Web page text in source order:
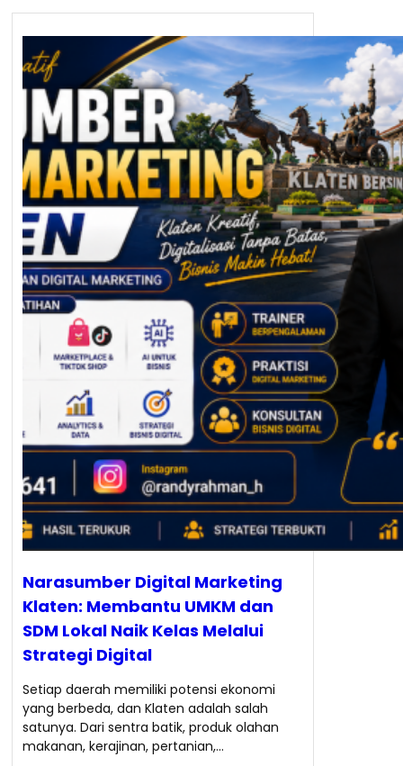
Narasumber Digital Marketing
Klaten: Membantu UMKM dan
SDM Lokal Naik Kelas Melalui
Strategi Digital
Setiap daerah memiliki potensi ekonomi
yang berbeda, dan Klaten adalah salah
satunya. Dari sentra batik, produk olahan
makanan, kerajinan, pertanian,…